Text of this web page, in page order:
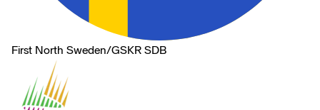
First North Sweden/GSKR SDB